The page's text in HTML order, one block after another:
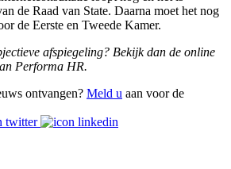
de Raad van State. Daarna moet het nog
de Eerste en Tweede Kamer.
afspiegeling? Bekijk dan de online
Performa HR.
ontvangen? Meld u aan voor de